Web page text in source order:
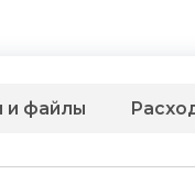
и файлы